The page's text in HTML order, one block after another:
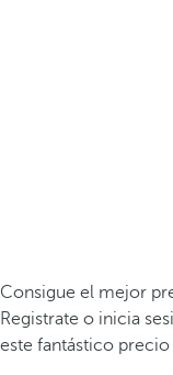
Consigue el mejor
Registrate o inicia
este fantástico